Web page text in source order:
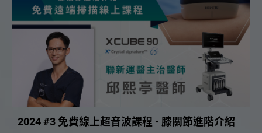
2024 #3 免費線上超音波課程 - 膝關節進階介紹